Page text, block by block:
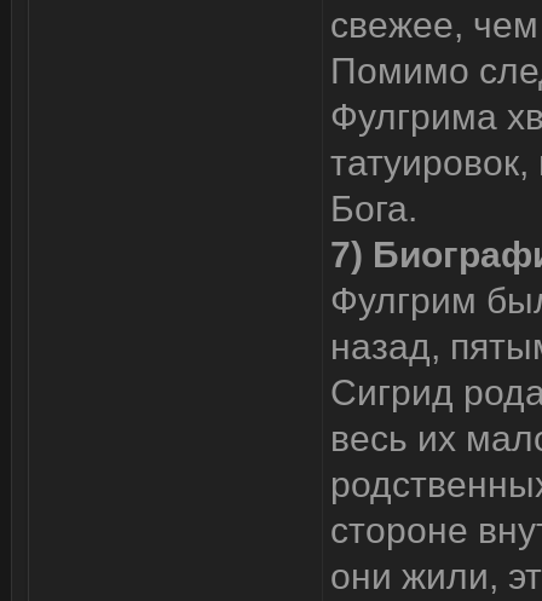
свежее, чем
Помимо
Фулгрима
Бога.
7)
Фулгрим
назад,
Сигрид
весь их
стороне
они жили,